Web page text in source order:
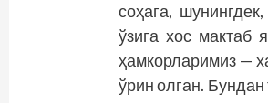
соҳага,
ўзига хос мактаб
ҳамкорларимиз —
ўрин олган.